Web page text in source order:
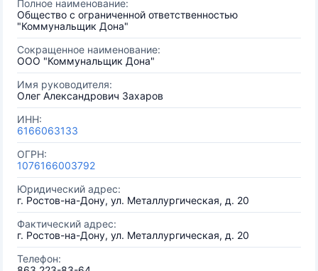
Полное наименование:
Общество с ограниченной ответственностью
"Коммунальщик Дона"
Сокращенное наименование:
ООО "Коммунальщик Дона"
Имя руководителя:
Олег Александрович Захаров
ИНН:
6166063133
ОГРН:
1076166003792
Юридический адрес:
г. Ростов-на-Дону, ул. Металлургическая, д. 20
Фактический адрес:
г. Ростов-на-Дону, ул. Металлургическая, д. 20
Телефон: